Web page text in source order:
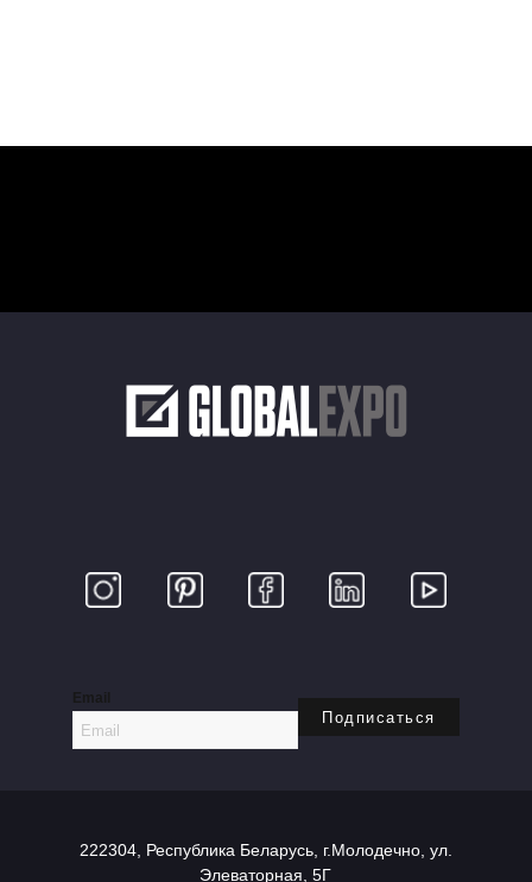
Email
222304, Республика Беларусь, г.Молодечно, ул.
Элеваторная, 5Г